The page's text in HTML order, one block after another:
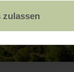
zulassen